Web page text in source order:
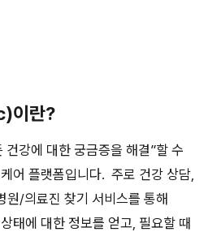
이란?
건강에 대한 궁금증을 해결”할 수
어 플랫폼입니다. 주로 건강 상담,
원/의료진 찾기 서비스를 통해
태에 대한 정보를 얻고, 필요할 때